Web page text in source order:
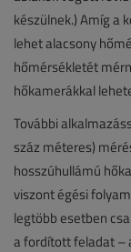
készülnek.) Amíg a
lehet alacsony
hőmérsékletét
hőkamerákkal
További
száz méteres)
hosszúhullámú
viszont égési
legtöbb esetben
a fordított feladat –